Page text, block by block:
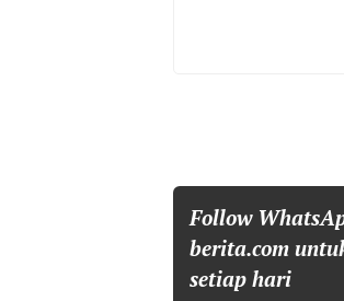
Follow
berita.com
setiap hari